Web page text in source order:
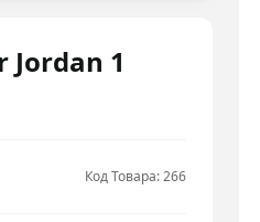
Jordan 1
Код Товара: 266